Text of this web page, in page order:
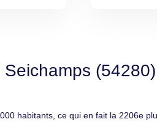
(54280)
habitants, ce qui en fait la 2206e